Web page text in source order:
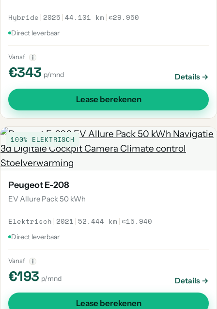
Hybride | 2025 |44.101 km |€29.950
Direct leverbaar
Vanaf i
€343 p/mnd Details →
Lease berekenen
100% ELEKTRISCH
Peugeot E-208
EV Allure Pack 50 kWh
Elektrisch | 2021 | 52.444 km |€15.940
Direct leverbaar
Vanaf i
€193 p/mnd Details →
Lease berekenen